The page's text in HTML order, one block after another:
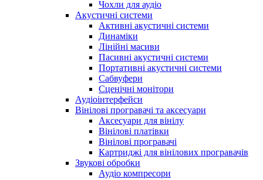
Чохли для аудіо
Акустичні системи
Активні акустичні системи
Динаміки
Лінійні масиви
Пасивні акустичні системи
Портативні акустичні системи
Сабвуфери
Сценічні монітори
Аудіоінтерфейси
Вінілові програвачі та аксесуари
Аксесуари для вінілу
Вінілові платівки
Вінілові програвачі
Картриджі для вінілових програвачів
Звукові обробки
Аудіо компресори